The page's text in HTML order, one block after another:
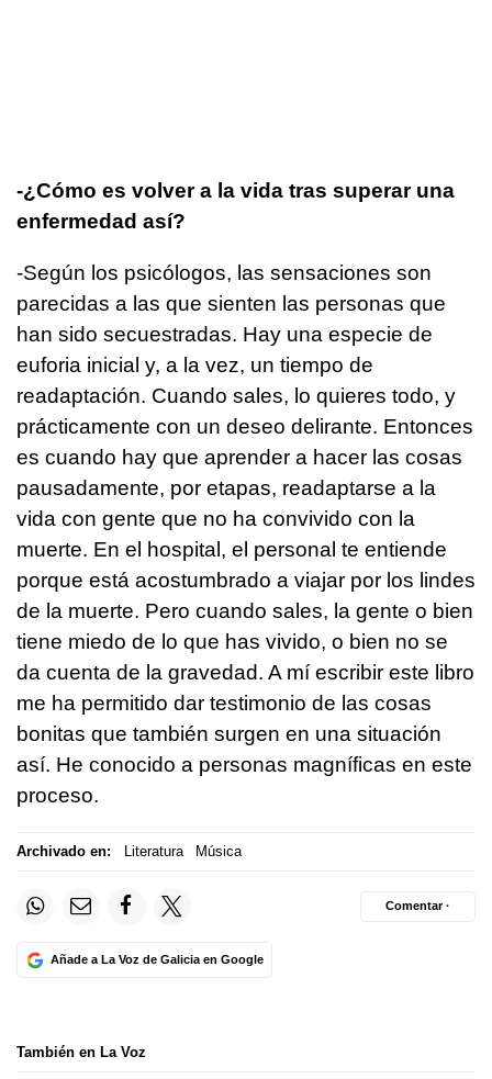
-¿Cómo es volver a la vida tras superar una
enfermedad así?
-Según los psicólogos, las sensaciones son
parecidas a las que sienten las personas que
han sido secuestradas. Hay una especie de
euforia inicial y, a la vez, un tiempo de
readaptación. Cuando sales, lo quieres todo, y
prácticamente con un deseo delirante. Entonces
es cuando hay que aprender a hacer las cosas
pausadamente, por etapas, readaptarse a la
vida con gente que no ha convivido con la
muerte. En el hospital, el personal te entiende
porque está acostumbrado a viajar por los lindes
de la muerte. Pero cuando sales, la gente o bien
tiene miedo de lo que has vivido, o bien no se
da cuenta de la gravedad. A mí escribir este libro
me ha permitido dar testimonio de las cosas
bonitas que también surgen en una situación
así. He conocido a personas magníficas en este
proceso.
Archivado en: Literatura Música
Añade a La Voz de Galicia en Google
Comentar ·
También en La Voz